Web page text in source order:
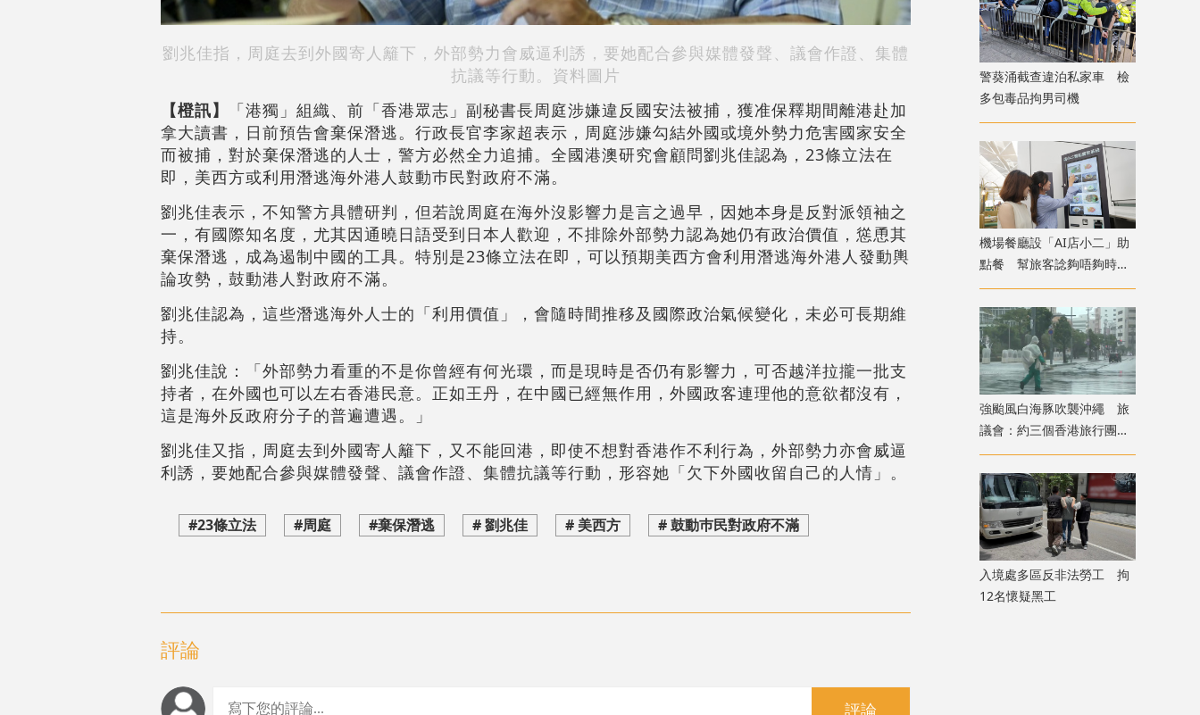
劉兆佳指，周庭去到外國寄人籬下，外部勢力會威逼利誘，要她配合參與媒體發聲、議會作證、集體
抗議等行動。資料圖片
【橙訊】
「港獨」組織、前「香港眾志」副秘書長周庭涉嫌違反國安法被捕，獲准保釋期間離港赴加
拿大讀書，日前預告會棄保潛逃。行政長官李家超表示，周庭涉嫌勾結外國或境外勢力危害國家安全
而被捕，對於棄保潛逃的人士，警方必然全力追捕。全國港澳研究會顧問劉兆佳認為，23條立法在
即，美西方或利用潛逃海外港人鼓動巿民對政府不滿。
劉兆佳表示，不知警方具體研判，但若說周庭在海外沒影響力是言之過早，因她本身是反對派領袖之
一，有國際知名度，尤其因通曉日語受到日本人歡迎，不排除外部勢力認為她仍有政治價值，慫恿其
棄保潛逃，成為遏制中國的工具。特別是23條立法在即，可以預期美西方會利用潛逃海外港人發動輿
論攻勢，鼓動港人對政府不滿。
劉兆佳認為，這些潛逃海外人士的「利用價值」，會隨時間推移及國際政治氣候變化，未必可長期維
持。
劉兆佳說：「外部勢力看重的不是你曾經有何光環，而是現時是否仍有影響力，可否越洋拉攏一批支
持者，在外國也可以左右香港民意。正如王丹，在中國已經無作用，外國政客連理他的意欲都沒有，
這是海外反政府分子的普遍遭遇。」
劉兆佳又指，周庭去到外國寄人籬下，又不能回港，即使不想對香港作不利行為，外部勢力亦會威逼
利誘，要她配合參與媒體發聲、議會作證、集體抗議等行動，形容她「欠下外國收留自己的人情」。
#23條立法 #周庭 #棄保潛逃 # 劉兆佳 # 美西方 # 鼓動巿民對政府不滿
評論
評論
警葵涌截查違泊私家車 檢
多包毒品拘男司機
機場餐廳設「AI店小二」助
點餐 幫旅客諗夠唔夠時間
食完先上機
強颱風白海豚吹襲沖繩 旅
議會：約三個香港旅行團在
當地全部安全
入境處多區反非法勞工 拘
12名懷疑黑工